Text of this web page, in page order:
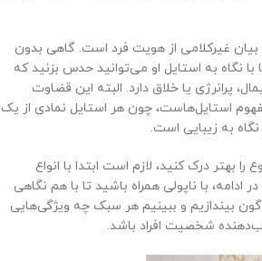
غیرکلامی از هویت فرد است. گاهی بدون
با نگاه به استایل او می‌توانید حدس بزنید که
پرانرژی یا خلاق دارد. البته این قضاوت
استایل‌هاست، چون هر استایل نمادی از یک
به زیبایی است.
را بهتر درک کنید، لازم است ابتدا با انواع
ادامه، با ناپولی همراه باشید تا با هم نگاهی
بیندازیم و ببینیم هر سبک چه ویژگی‌هایی
شخصیت افراد باشد.